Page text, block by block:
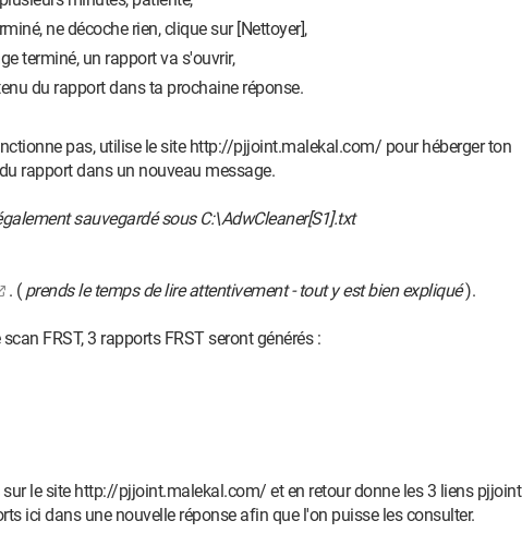
ne décoche rien, clique sur [Nettoyer],
terminé, un rapport va s'ouvrir,
du rapport dans ta prochaine réponse.
pas, utilise le site http://pjjoint.malekal.com/ pour héberger ton
rapport dans un nouveau message.
sauvegardé sous C:\AdwCleaner[S1].txt
. ( prends le temps de lire attentivement - tout y est bien expliqué).
FRST, 3 rapports FRST seront générés :
sur le site http://pjjoint.malekal.com/ et en retour donne les 3 liens pjjoint
ici dans une nouvelle réponse afin que l'on puisse les consulter.